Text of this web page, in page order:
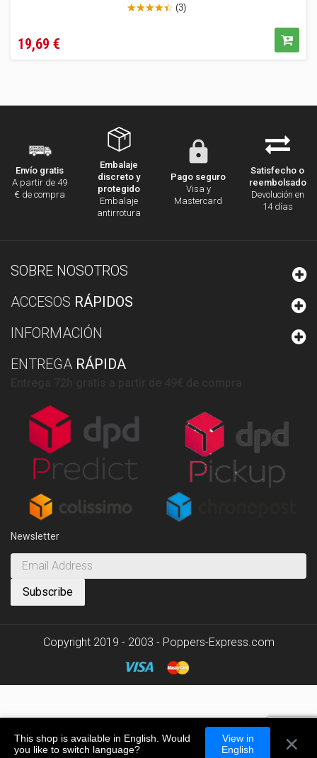
(3)
19,69 €
Envío gratis
A partir de 49
€ de compra
Embalaje
discreto y
protegido
Embalaje
antirrotura
Pago seguro
Visa y
Mastercard
Satisfecho o
reembolsado
Devolución en
14 días
SOBRE NOSOTROS
ACCESOS RÁPIDOS
INFORMACIÓN
ENTREGA RÁPIDA
Newsletter
Copyright 2019 - 2003 - Poppers-Express.com
This shop is available in English. Would
you like to switch language?
View in
English
×